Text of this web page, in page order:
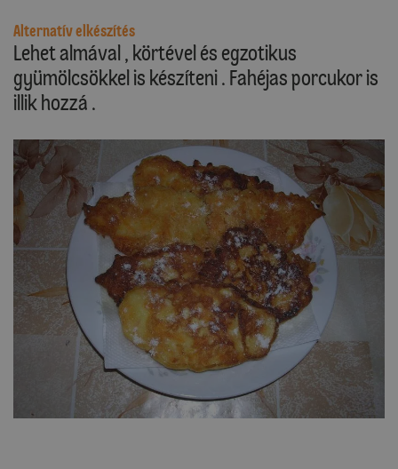
Alternatív elkészítés
Lehet almával , körtével és egzotikus
gyümölcsökkel is készíteni . Fahéjas porcukor is
illik hozzá .